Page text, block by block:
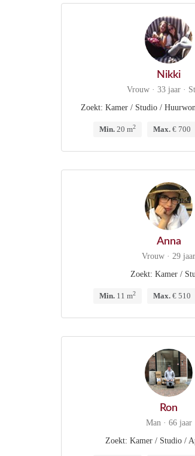
Nikki
Vrouw · 33 jaar ·
Zoekt: Kamer / Studio /
Min.20 m2 Max.€ 700
Anna
Vrouw · 29 jaar
Zoekt: Kamer /
Min.11 m2 Max.€ 510
Ron
Man · 66 jaar
Zoekt: Kamer / Studio /